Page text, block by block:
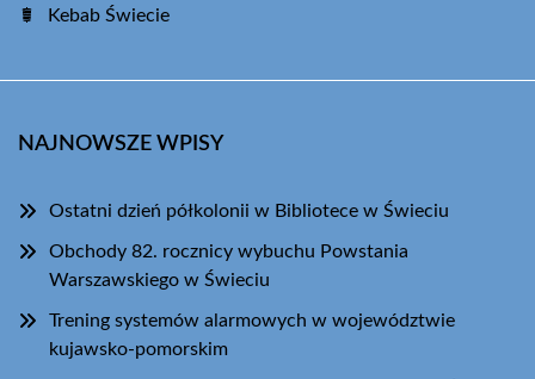
Kebab Świecie
NAJNOWSZE WPISY
Ostatni dzień półkolonii w Bibliotece w Świeciu
Obchody 82. rocznicy wybuchu Powstania
Warszawskiego w Świeciu
Trening systemów alarmowych w województwie
kujawsko-pomorskim